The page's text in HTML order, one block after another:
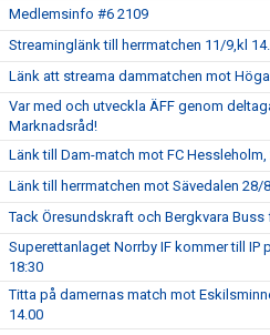
Medlemsinfo #6 2109
Streaminglänk till herrmatchen 11/9,kl
Länk att streama dammatchen mot
Var med och utveckla ÄFF genom
Marknadsråd!
Länk till Dam-match mot FC
Länk till herrmatchen mot Sävedalen 28/
Tack Öresundskraft och Bergkvara Buss
Superettanlaget Norrby IF kommer till IP
18:30
Titta på damernas match mot
14.00